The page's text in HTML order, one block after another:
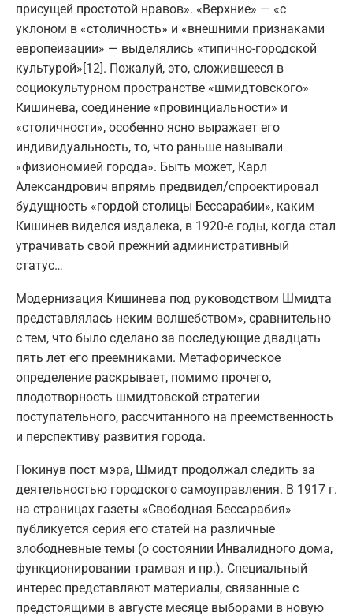
присущей простотой нравов». «Верхние» — «с
уклоном в «столичность» и «внешними признаками
европеизации» — выделялись «типично-городской
культурой»[12]. Пожалуй, это, сложившееся в
социокультурном пространстве «шмидтовского»
Кишинева, соединение «провинциальности» и
«столичности», особенно ясно выражает его
индивидуальность, то, что раньше называли
«физиономией города». Быть может, Карл
Александрович впрямь предвидел/спроектировал
будущность «гордой столицы Бессарабии», каким
Кишинев виделся издалека, в 1920-е годы, когда стал
утрачивать свой прежний административный
статус…
Модернизация Кишинева под руководством Шмидта
представлялась неким волшебством», сравнительно
с тем, что было сделано за последующие двадцать
пять лет его преемниками. Метафорическое
определение раскрывает, помимо прочего,
плодотворность шмидтовской стратегии
поступательного, рассчитанного на преемственность
и перспективу развития города.
Покинув пост мэра, Шмидт продолжал следить за
деятельностью городского самоуправления. В 1917 г.
на страницах газеты «Свободная Бессарабия»
публикуется серия его статей на различные
злободневные темы (о состоянии Инвалидного дома,
функционировании трамвая и пр.). Специальный
интерес представляют материалы, связанные с
предстоящими в августе месяце выборами в новую